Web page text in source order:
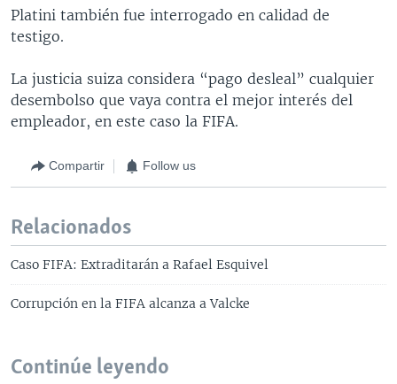
Platini también fue interrogado en calidad de
testigo.
La justicia suiza considera “pago desleal” cualquier
desembolso que vaya contra el mejor interés del
empleador, en este caso la FIFA.
Compartir Follow us
Relacionados
Caso FIFA: Extraditarán a Rafael Esquivel
Corrupción en la FIFA alcanza a Valcke
Continúe leyendo